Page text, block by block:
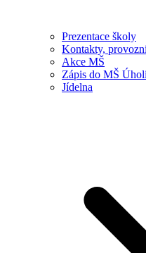
Prezentace školy
Kontakty,
Akce MŠ
Zápis do MŠ
Jídelna